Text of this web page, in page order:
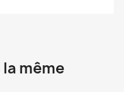
même